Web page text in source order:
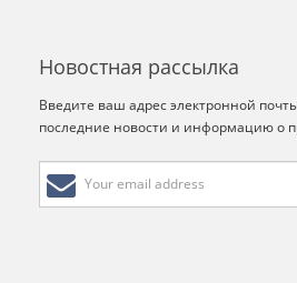
Новостная рассылка
Введите ваш адрес электронной
последние новости и информацию о